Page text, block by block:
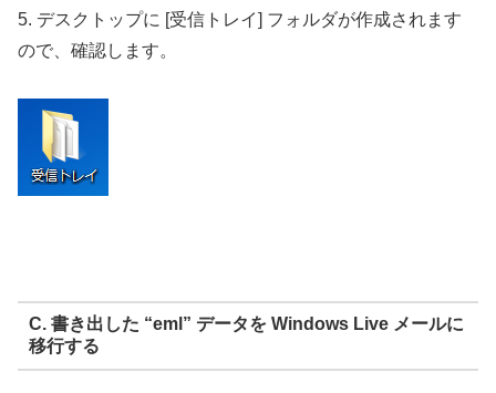
5. デスクトップに [受信トレイ] フォルダが作成されます
ので、確認します。
C. 書き出した “eml” データを Windows Live メールに
移行する